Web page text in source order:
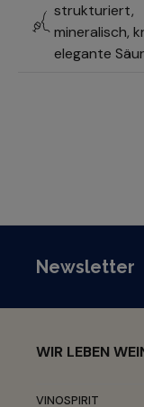
strukturiert,
mineralisch,
elegante
Newsletter
WIR LEBEN
VINOSPIRIT